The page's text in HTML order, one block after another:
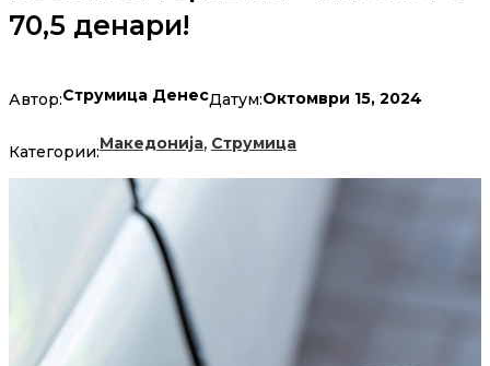
70,5 денари!
Автор:Струмица ДенесДатум:Октомври 15, 2024
Категории:Македонија, Струмица